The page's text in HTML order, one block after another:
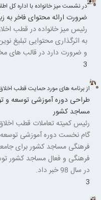
در نشست میز خانواده با اداره کل
ضرورت ارائه محتوای فاخر به
رئیس میز خانواده در قطب
به اثرگذاری محتوایی تبلیغ
و ضرورت دارد در قالب های
3
از برنامه های مورد حمایت قطب
طراحی دوره آموزشی توسعه و
مساجد کشور
رئیس کمیته تعاملات قطب
گام نخست دوره آموزشی توسعه
فرهنگی و فعال مساجد کشور
در سال 98 خبر داد.
3